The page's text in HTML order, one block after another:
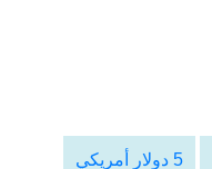
5 دولار أمريكي